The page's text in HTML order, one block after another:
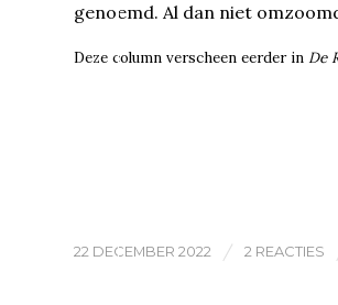
genoemd. Al dan niet
Deze column verscheen eerder in De
22 DECEMBER 2022 / 2 REACTIES